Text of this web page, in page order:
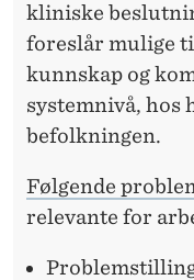
kliniske
foreslår mulige
kunnskap og
systemnivå, hos
befolkningen.
Følgende
relevante for